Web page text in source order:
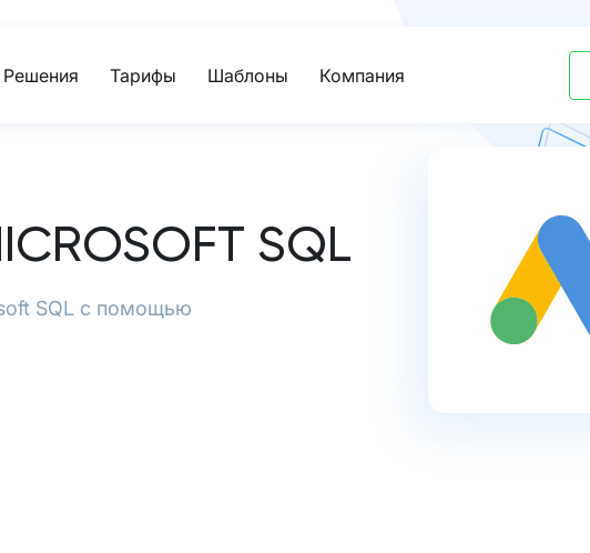
Решения Тарифы Шаблоны Компания
SQL
SQL с помощью